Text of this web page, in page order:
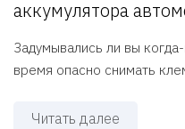
аккумулятора
Задумывались ли вы
время опасно снимать
Читать далее